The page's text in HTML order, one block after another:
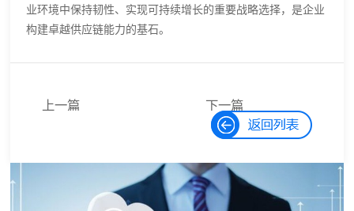
业环境中保持韧性、实现可持续增长的重要战略选择，是企业
构建卓越供应链能力的基石。
上一篇
入到excel中？
下一篇
ERP软件实施
流程是怎样
的？